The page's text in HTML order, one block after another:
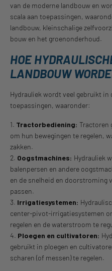
van de moderne landbouw en
scala aan toepassingen,
landbouw, kleinschalige
bouw en het groenonderhoud.
HOE
LANDBOUW
Hydrauliek wordt veel gebruikt
toepassingen, waaronder:
1. Tractorbediening: Tractoren
om hun bewegingen te regelen,
zakken.
2. Oogstmachines: Hydrauliek
balenpersen en andere
en de snelheid en doorstroming
passen.
3. Irrigatiesystemen:
center-pivot-irrigatiesystemen
regelen en de waterstroom te
4. Ploegen en cultivatoren:
gebruikt in ploegen en
scharen (of messen) te regelen.